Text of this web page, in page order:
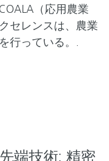
（応用農業
セレンスは、農業
行っている。.
端技術: 精密